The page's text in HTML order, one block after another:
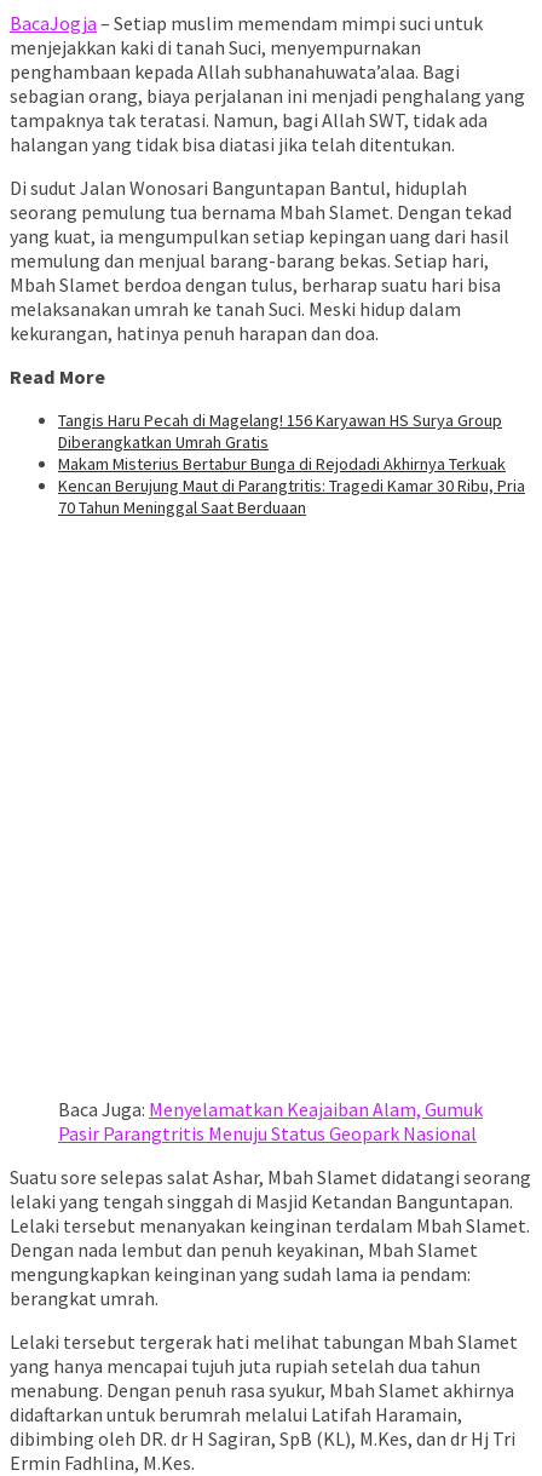
BacaJogja – Setiap muslim memendam mimpi suci untuk
menjejakkan kaki di tanah Suci, menyempurnakan
penghambaan kepada Allah subhanahuwata’alaa. Bagi
sebagian orang, biaya perjalanan ini menjadi penghalang yang
tampaknya tak teratasi. Namun, bagi Allah SWT, tidak ada
halangan yang tidak bisa diatasi jika telah ditentukan.
Di sudut Jalan Wonosari Banguntapan Bantul, hiduplah
seorang pemulung tua bernama Mbah Slamet. Dengan tekad
yang kuat, ia mengumpulkan setiap kepingan uang dari hasil
memulung dan menjual barang-barang bekas. Setiap hari,
Mbah Slamet berdoa dengan tulus, berharap suatu hari bisa
melaksanakan umrah ke tanah Suci. Meski hidup dalam
kekurangan, hatinya penuh harapan dan doa.
Read More
Tangis Haru Pecah di Magelang! 156 Karyawan HS Surya Group
Diberangkatkan Umrah Gratis
Makam Misterius Bertabur Bunga di Rejodadi Akhirnya Terkuak
Kencan Berujung Maut di Parangtritis: Tragedi Kamar 30 Ribu, Pria
70 Tahun Meninggal Saat Berduaan
Baca Juga: Menyelamatkan Keajaiban Alam, Gumuk
Pasir Parangtritis Menuju Status Geopark Nasional
Suatu sore selepas salat Ashar, Mbah Slamet didatangi seorang
lelaki yang tengah singgah di Masjid Ketandan Banguntapan.
Lelaki tersebut menanyakan keinginan terdalam Mbah Slamet.
Dengan nada lembut dan penuh keyakinan, Mbah Slamet
mengungkapkan keinginan yang sudah lama ia pendam:
berangkat umrah.
Lelaki tersebut tergerak hati melihat tabungan Mbah Slamet
yang hanya mencapai tujuh juta rupiah setelah dua tahun
menabung. Dengan penuh rasa syukur, Mbah Slamet akhirnya
didaftarkan untuk berumrah melalui Latifah Haramain,
dibimbing oleh DR. dr H Sagiran, SpB (KL), M.Kes, dan dr Hj Tri
Ermin Fadhlina, M.Kes.